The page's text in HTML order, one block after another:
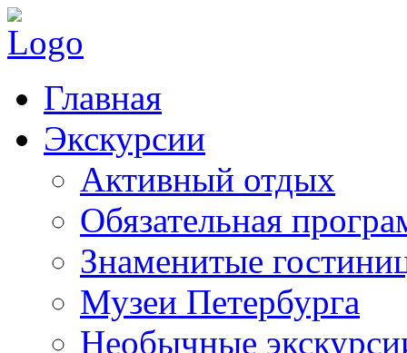
Главная
Экскурсии
Активный отдых
Обязательная
Знаменитые
Музеи Петербурга
Необычные